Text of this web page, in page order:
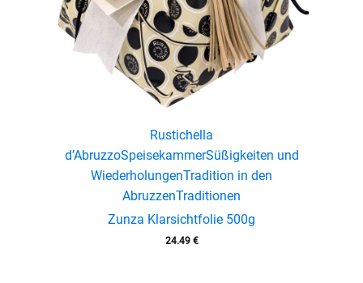
Rustichella
d’AbruzzoSpeisekammerSüßigkeiten und
WiederholungenTradition in den
AbruzzenTraditionen
Zunza Klarsichtfolie 500g
24.49 €